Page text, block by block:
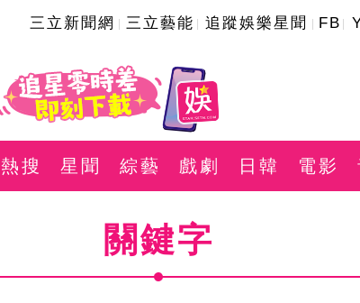
三立新聞網 三立藝能 追蹤娛樂星聞 FB
熱搜 星聞 綜藝 戲劇 日韓 電影
關鍵字